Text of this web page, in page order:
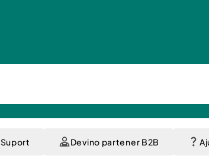
Suport Devino partener B2B